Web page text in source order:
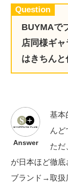
パーソナルショッ
Question
BUYMAで
店同様ギ
はきちんと
Answer
基本
んど
ただ
が日本ほど徹底
ブランド→取扱